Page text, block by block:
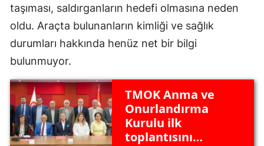
taşıması, saldırganların hedefi olmasına neden
oldu. Araçta bulunanların kimliği ve sağlık
durumları hakkında henüz net bir bilgi
bulunmuyor.
TMOK Anma ve
Onurlandırma
Kurulu ilk
toplantısını